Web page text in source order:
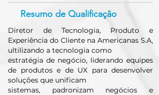
Resumo de Qualificação
Diretor de Tecnologia, Produto e
Experiência do Cliente na Americanas S.A,
ultilizando a tecnologia como
estratégia de negócio, liderando equipes
de produtos e de UX para desenvolver
soluções que unificam
sistemas, padronizam negócios e